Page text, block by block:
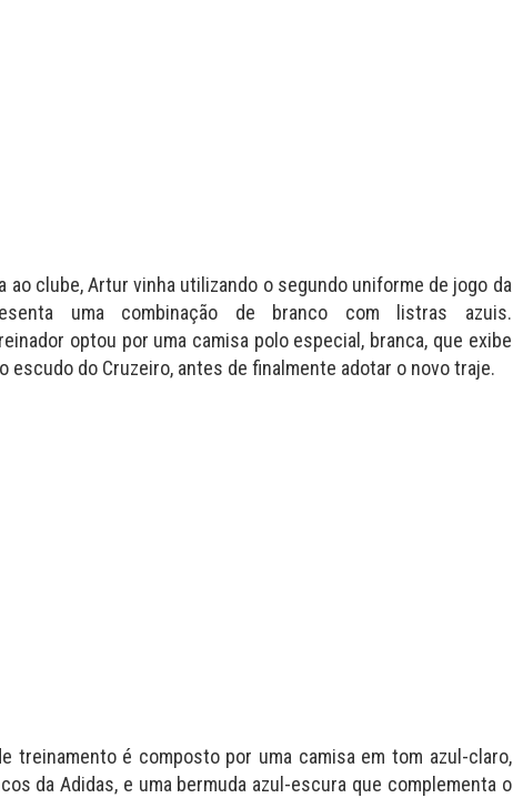
ao clube, Artur vinha utilizando o segundo uniforme de jogo da
uma combinação de branco com listras azuis.
optou por uma camisa polo especial, branca, que exibe
escudo do Cruzeiro, antes de finalmente adotar o novo traje.
treinamento é composto por uma camisa em tom azul-claro,
da Adidas, e uma bermuda azul-escura que complementa o